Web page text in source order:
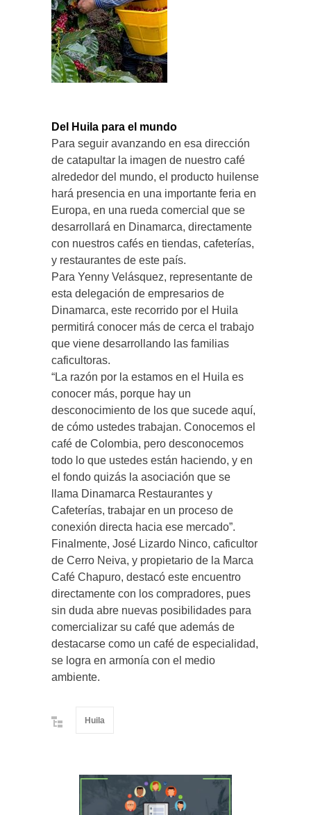
Del Huila para el mundo
Para seguir avanzando en esa dirección
de catapultar la imagen de nuestro café
alrededor del mundo, el producto huilense
hará presencia en una importante feria en
Europa, en una rueda comercial que se
desarrollará en Dinamarca, directamente
con nuestros cafés en tiendas, cafeterías,
y restaurantes de este país.
Para Yenny Velásquez, representante de
esta delegación de empresarios de
Dinamarca, este recorrido por el Huila
permitirá conocer más de cerca el trabajo
que viene desarrollando las familias
caficultoras.
“La razón por la estamos en el Huila es
conocer más, porque hay un
desconocimiento de los que sucede aquí,
de cómo ustedes trabajan. Conocemos el
café de Colombia, pero desconocemos
todo lo que ustedes están haciendo, y en
el fondo quizás la asociación que se
llama Dinamarca Restaurantes y
Cafeterías, trabajar en un proceso de
conexión directa hacia ese mercado”.
Finalmente, José Lizardo Ninco, caficultor
de Cerro Neiva, y propietario de la Marca
Café Chapuro, destacó este encuentro
directamente con los compradores, pues
sin duda abre nuevas posibilidades para
comercializar su café que además de
destacarse como un café de especialidad,
se logra en armonía con el medio
ambiente.
Huila